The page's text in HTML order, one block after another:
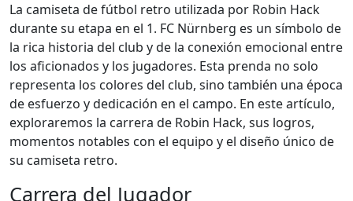
La camiseta de fútbol retro utilizada por Robin Hack
durante su etapa en el 1. FC Nürnberg es un símbolo de
la rica historia del club y de la conexión emocional entre
los aficionados y los jugadores. Esta prenda no solo
representa los colores del club, sino también una época
de esfuerzo y dedicación en el campo. En este artículo,
exploraremos la carrera de Robin Hack, sus logros,
momentos notables con el equipo y el diseño único de
su camiseta retro.
Carrera del Jugador